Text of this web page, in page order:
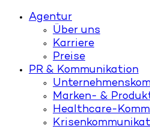
Agentur
Über uns
Karriere
Preise
PR & Kommunikation
Marken- &
Healthcare-